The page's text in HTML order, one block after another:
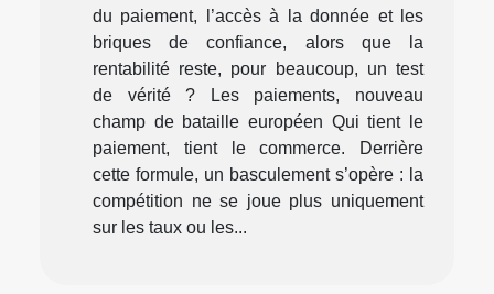
du paiement, l’accès à la donnée et les
briques de confiance, alors que la
rentabilité reste, pour beaucoup, un test
de vérité ? Les paiements, nouveau
champ de bataille européen Qui tient le
paiement, tient le commerce. Derrière
cette formule, un basculement s’opère : la
compétition ne se joue plus uniquement
sur les taux ou les...